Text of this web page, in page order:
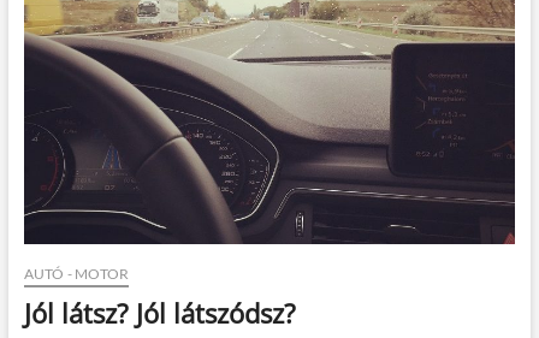
AUTÓ - MOTOR
Jól látsz? Jól látszódsz?